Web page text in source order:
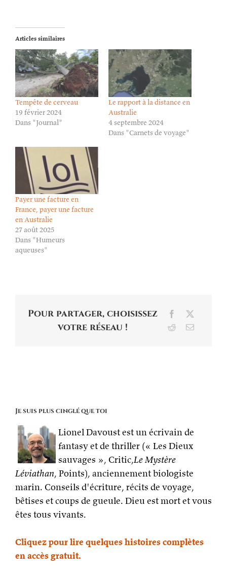
Articles similaires
Tempête de cerveau
19 février 2024
Dans "Journal"
Le rapport à la distance en
Australie
4 septembre 2024
Dans "Carnets de voyage"
Payer une facture en
France, payer une facture
en Australie
27 août 2025
Dans "Humeurs
aqueuses"
Pour partager, choisissez
votre réseau !
Facebook
RedditEmail
Je suis plus cinglé que toi
Lionel Davoust est un écrivain de
fantasy et de thriller (« Les Dieux
sauvages », Critic,Le Mystère
Léviathan, Points), anciennement biologiste
marin. Conseils d'écriture, récits de voyage,
bêtises et coups de gueule. Dieu est mort et vous
êtes tous vivants.
Cliquez pour lire quelques histoires complètes
en accès gratuit.